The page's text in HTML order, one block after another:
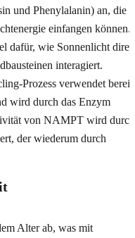
und Phenylalanin) an, die
einfangen können.
dafür, wie Sonnenlicht
interagiert.
Prozess verwendet
wird durch das Enzym
von NAMPT wird durch
der wiederum durch
Alter ab, was mit